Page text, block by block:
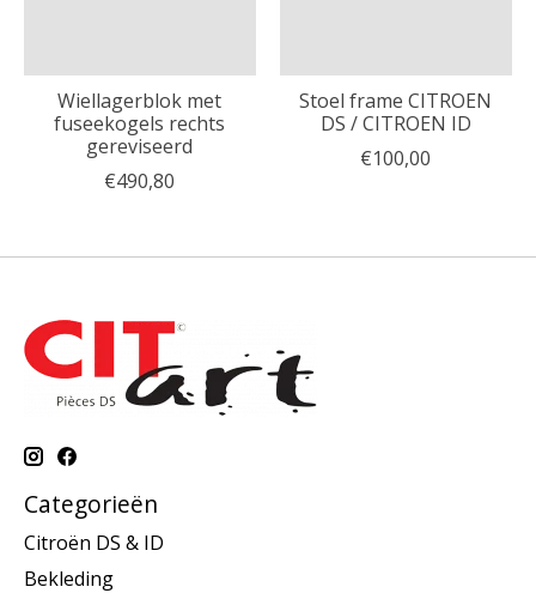
Wiellagerblok met
fuseekogels rechts
gereviseerd
€490,80
Stoel frame CITROEN
DS / CITROEN ID
€100,00
Categorieën
Citroën DS & ID
Bekleding